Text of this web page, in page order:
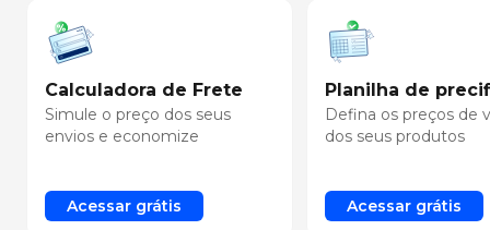
Calculadora de Frete
Simule o preço dos seus
envios e economize
Acessar grátis
Planilha de
Defina os preços de
dos seus produtos
Acessar grátis